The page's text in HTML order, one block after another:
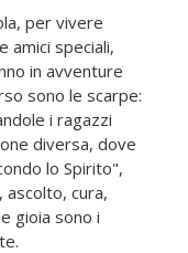
per vivere
amici speciali,
in avventure
le scarpe:
i ragazzi
diversa, dove
lo Spirito",
ascolto, cura,
gioia sono i